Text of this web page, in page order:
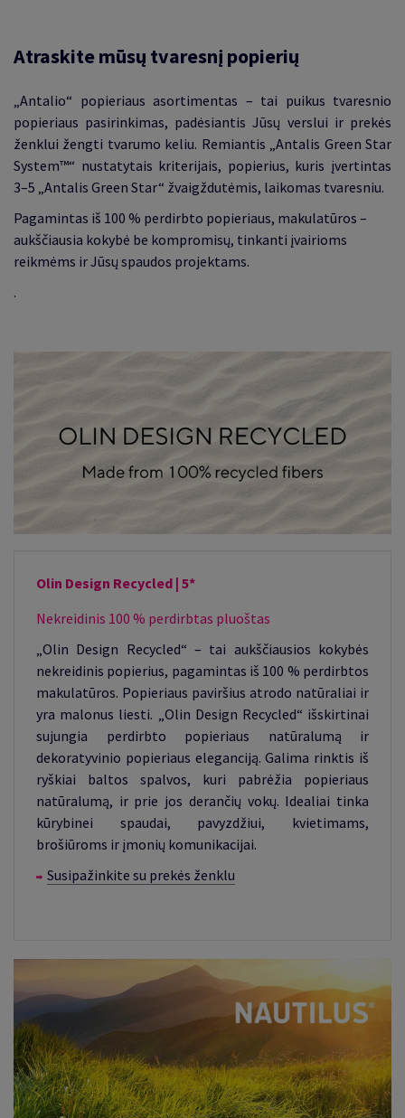
Atraskite mūsų tvaresnį popierių
„Antalio“ popieriaus asortimentas – tai puikus tvaresnio
popieriaus pasirinkimas, padėsiantis Jūsų verslui ir prekės
ženklui žengti tvarumo keliu. Remiantis „Antalis Green Star
System™“ nustatytais kriterijais, popierius, kuris įvertintas
3–5 „Antalis Green Star“ žvaigždutėmis, laikomas tvaresniu.
Pagamintas iš 100 % perdirbto popieriaus, makulatūros –
aukščiausia kokybė be kompromisų, tinkanti įvairioms
reikmėms ir Jūsų spaudos projektams.
.
Olin Design Recycled | 5*
Nekreidinis 100 % perdirbtas pluoštas
„Olin Design Recycled“ – tai aukščiausios kokybės
nekreidinis popierius, pagamintas iš 100 % perdirbtos
makulatūros. Popieriaus paviršius atrodo natūraliai ir
yra malonus liesti. „Olin Design Recycled“ išskirtinai
sujungia perdirbto popieriaus natūralumą ir
dekoratyvinio popieriaus eleganciją. Galima rinktis iš
ryškiai baltos spalvos, kuri pabrėžia popieriaus
natūralumą, ir prie jos derančių vokų. Idealiai tinka
kūrybinei spaudai, pavyzdžiui, kvietimams,
brošiūroms ir įmonių komunikacijai.
Susipažinkite su prekės ženklu